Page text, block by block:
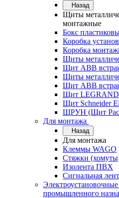
Назад
Щиты
монтажные
Бокс
Коробка
Коробка
Щиты
Щит ABB
Щиты
Щит ABB
Щит LEGRAND
Щит Schneider
ЩРУН (Щит
Для монтажа
Назад
Для монтажа
Клеммы WAGO
Стяжки
Изолента ПВХ
Сигнальная
промышленного